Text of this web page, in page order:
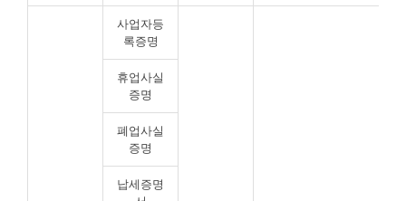
사업자등
록증명
휴업사실
증명
폐업사실
증명
납세증명